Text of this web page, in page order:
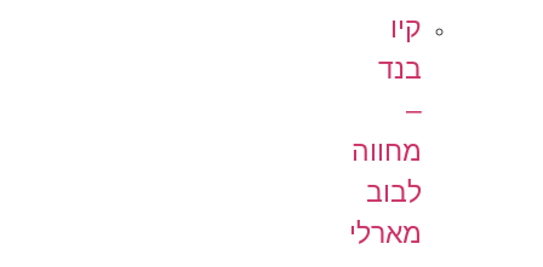
קיו
בנד
–
מחווה
לבוב
מארלי